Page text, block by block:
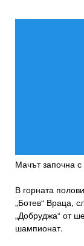
Мачът започна с
В горната
„Ботев“ Враца,
„Добруджа“ от
шампионат.